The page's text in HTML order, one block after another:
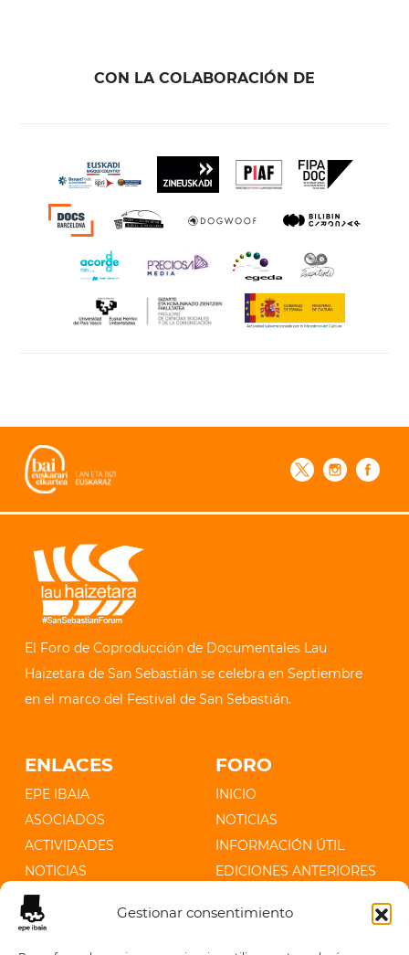
Gestionar consentimiento
CON LA COLABORACIÓN DE
El Foro de Coproducción de Documentales Lau
Haizetara de San Sebastián se celebra en Septiembre
en el marco del Festival de San Sebastián.
ENLACES
EPE IBAIA
ASOCIADOS
ACTIVIDADES
NOTICIAS
CONTACTO
FORO
INICIO
NOTICIAS
INFORMACIÓN ÚTIL
EDICIONES ANTERIORES